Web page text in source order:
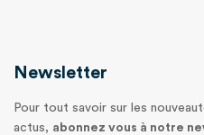
Newsletter
Pour tout savoir sur les
actus, abonnez vous à notre